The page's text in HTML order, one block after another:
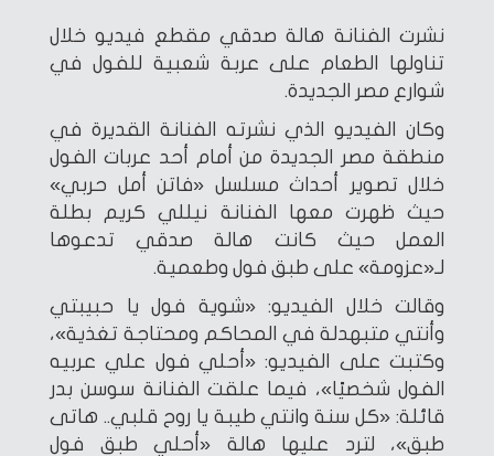
نشرت الفنانة هالة صدقي مقطع فيديو خلال
تناولها الطعام على عربة شعبية للفول في
شوارع مصر الجديدة.
وكان الفيديو الذي نشرته الفنانة القديرة في
منطقة مصر الجديدة من أمام أحد عربات الفول
خلال تصوير أحداث مسلسل «فاتن أمل حربي»
حيث ظهرت معها الفنانة نيللي كريم بطلة
العمل حيث كانت هالة صدقي تدعوها
لـ«عزومة» على طبق فول وطعمية.
وقالت خلال الفيديو: «شوية فول يا حبيبتي
وأنتي متبهدلة في المحاكم ومحتاجة تغذية»،
وكتبت على الفيديو: «أحلي فول علي عربيه
الفول شخصيًا»، فيما علقت الفنانة سوسن بدر
قائلة: «كل سنة وانتي طيبة يا روح قلبي.. هاتى
طبق»، لترد عليها هالة «أحلي طبق فول